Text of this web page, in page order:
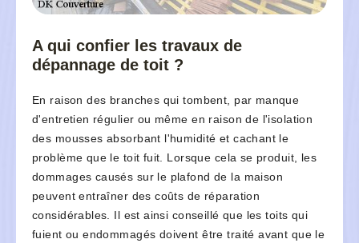
A qui confier les travaux de
dépannage de toit ?
En raison des branches qui tombent, par manque
d'entretien régulier ou même en raison de l'isolation
des mousses absorbant l'humidité et cachant le
problème que le toit fuit. Lorsque cela se produit, les
dommages causés sur le plafond de la maison
peuvent entraîner des coûts de réparation
considérables. Il est ainsi conseillé que les toits qui
fuient ou endommagés doivent être traité avant que le